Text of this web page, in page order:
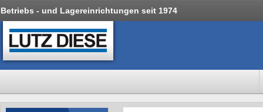
Betriebs - und Lagereinrichtungen seit 1974